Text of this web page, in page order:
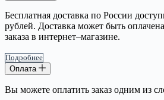
Бесплатная доставка по России
рублей. Доставка может быть
заказа в интернет–магазине.
Подробнее
Оплата
Вы можете оплатить заказ одним из